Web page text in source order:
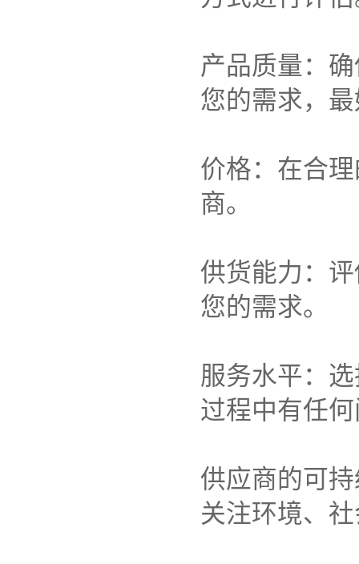
产品质量：
您的需求，
价格：在合
商。
供货能力：
您的需求。
服务水平：
过程中有任
供应商的可
关注环境、